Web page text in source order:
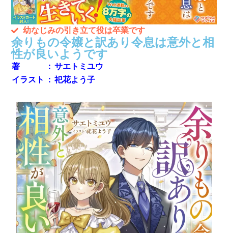
幼なじみの引き立て役は卒業です
余りもの令嬢と訳あり令息は意外と相
性が良いようです
著 ： サエトミユウ
イラスト
： 祀花よう子